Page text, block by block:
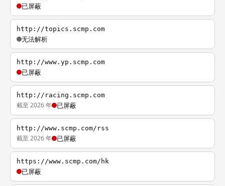
已屏蔽
http://topics.scmp.com
无法解析
http://www.yp.scmp.com
已屏蔽
http://racing.scmp.com
截至 2026 年 已屏蔽
http://www.scmp.com/rss
截至 2026 年 已屏蔽
https://www.scmp.com/hk
已屏蔽